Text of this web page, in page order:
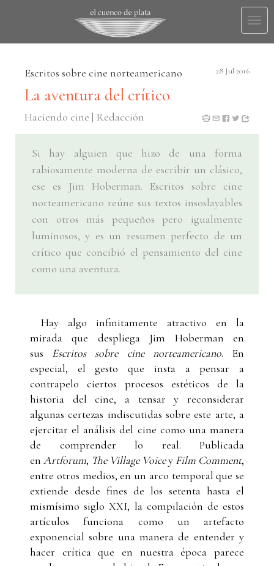
Escritos sobre cine norteamericano 28 Jul 2016
La aventura del crítico
Haciendo cine | Redacción
Si hay alguien que hizo de una forma
rabiosamente moderna de escribir un clásico,
ese es Jim Hoberman. Escritos sobre cine
norteamericano reúne sus textos insoslayables
con otros más pequeños pero igualmente
luminosos, y es un resumen perfecto de un
crítico que concibió el pensamiento del cine
como una aventura.
Hay algo infinitamente atractivo en la
mirada que despliega Jim Hoberman en
sus Escritos sobre cine norteamericano. En
especial, el gesto que insta a pensar a
contrapelo ciertos procesos estéticos de la
historia del cine, a tensar y reconsiderar
algunas certezas indiscutidas sobre este arte, a
ejercitar el análisis del cine como una manera
de comprender lo real. Publicada
en Artforum, The Village Voicey Film Comment,
entre otros medios, en un arco temporal que se
extiende desde fines de los setenta hasta el
mismísimo siglo XXI, la compilación de estos
artículos funciona como un artefacto
exponencial sobre una manera de entender y
hacer crítica que en nuestra época parece